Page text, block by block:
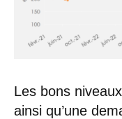
Les bons
ainsi qu’une